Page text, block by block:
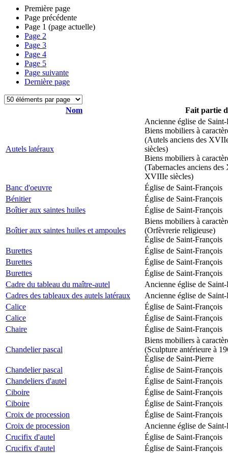
Première page
Page précédente
Page 1 (page actuelle)
Page 2
Page 3
Page 4
Page 5
Page suivante
Dernière page
Nom Fait partie
Autels latéraux
Ancienne église de Saint-
Biens mobiliers à
(Autels anciens des
siècles)
Biens mobiliers à
(Tabernacles anciens
XVIIIe siècles)
Banc d'oeuvre
Église de Saint-François
Bénitier
Église de Saint-François
Boîtier aux saintes huiles
Église de Saint-François
Boîtier aux saintes huiles et ampoules
Biens mobiliers à
(Orfèvrerie religieuse)
Église de Saint-François
Burettes
Église de Saint-François
Burettes
Église de Saint-François
Burettes
Église de Saint-François
Cadre du tableau du maître-autel
Ancienne église de Saint-
Cadres des tableaux des autels latéraux
Ancienne église de Saint-
Calice
Église de Saint-François
Calice
Église de Saint-François
Chaire
Église de Saint-François
Chandelier pascal
Biens mobiliers à
(Sculpture antérieure à
Église de Saint-Pierre
Chandelier pascal
Église de Saint-François
Chandeliers d'autel
Église de Saint-François
Ciboire
Église de Saint-François
Ciboire
Église de Saint-François
Croix de procession
Église de Saint-François
Croix de procession
Ancienne église de Saint-
Crucifix d'autel
Église de Saint-François
Crucifix d'autel
Église de Saint-François